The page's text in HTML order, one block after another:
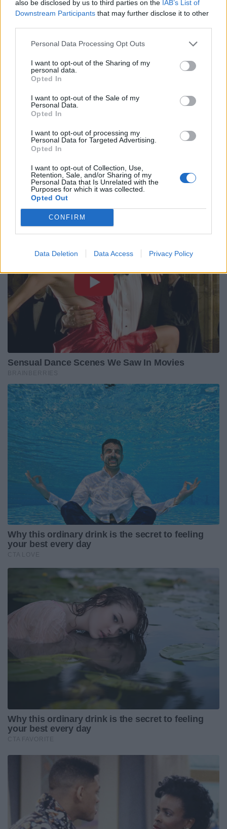
also be disclosed by us to third parties on the IAB’s List of
Downstream Participants that may further disclose it to other
Personal Data Processing Opt Outs
I want to opt-out of the Sharing of my
personal data.
Opted In
I want to opt-out of the Sale of my
Personal Data.
Opted In
I want to opt-out of processing my
Personal Data for Targeted Advertising.
Opted In
I want to opt-out of Collection, Use,
Retention, Sale, and/or Sharing of my
Personal Data that Is Unrelated with the
Purposes for which it was collected.
Opted Out
CONFIRM
Data Deletion Data Access Privacy Policy
Paese Rugby.